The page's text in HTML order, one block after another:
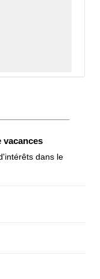
vacances
dans le